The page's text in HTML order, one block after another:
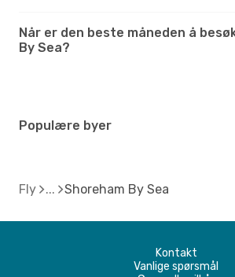
Når er den beste måneden å
By Sea?
Populære byer
Fly Shoreham By Sea
Kontakt
Vanlige spørsmål